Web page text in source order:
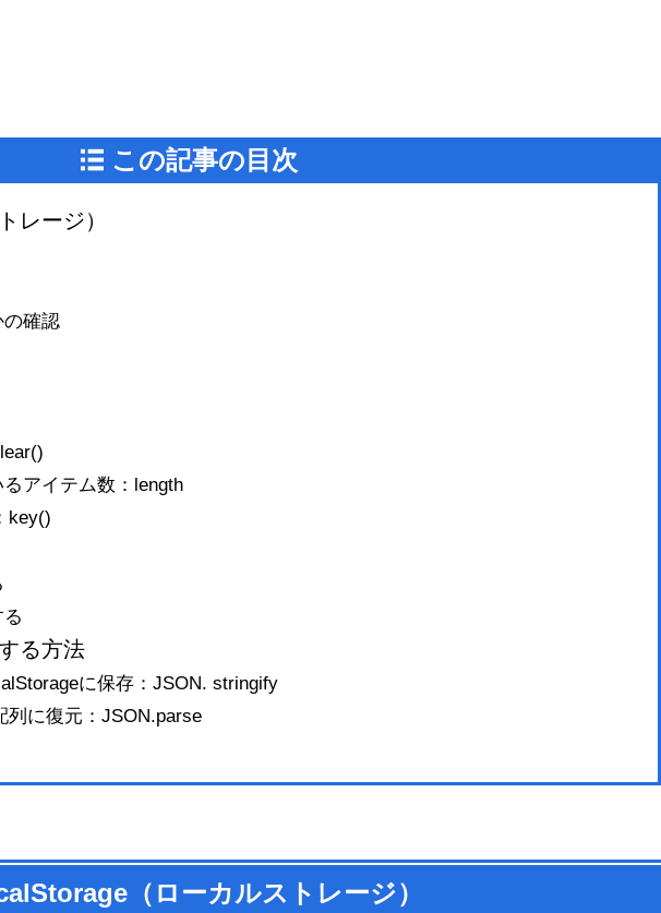
この記事の目次
レージ）
の確認
アイテム数：length
key()
る方法
に保存：JSON. stringify
列に復元：JSON.parse
（ローカルストレージ）